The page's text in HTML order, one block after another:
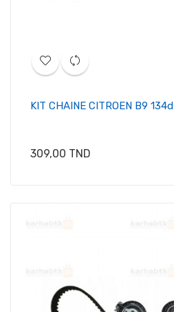
KIT CHAINE CITROEN B9 134d
Prix
309,00 TND